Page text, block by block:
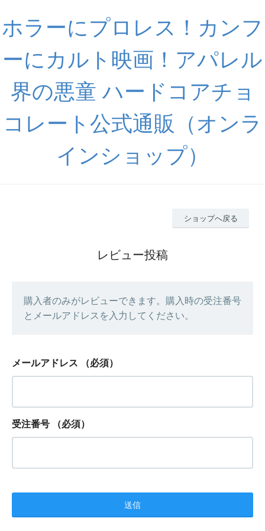
ホラーにプロレス！カンフ
ーにカルト映画！アパレル
界の悪童 ハードコアチョ
コレート公式通販（オンラ
インショップ）
ショップへ戻る
レビュー投稿
購入者のみがレビューできます。購入時の受注番号
とメールアドレスを入力してください。
メールアドレス （必須）
受注番号 （必須）